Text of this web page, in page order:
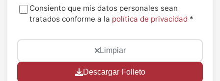
Consiento que mis datos personales sean
tratados conforme a la política de privacidad *
Limpiar
Descargar Folleto